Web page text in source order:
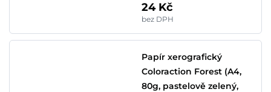
24 Kč
bez DPH
Papír xerografický
Coloraction Forest (A4,
80g, pastelově zelený,